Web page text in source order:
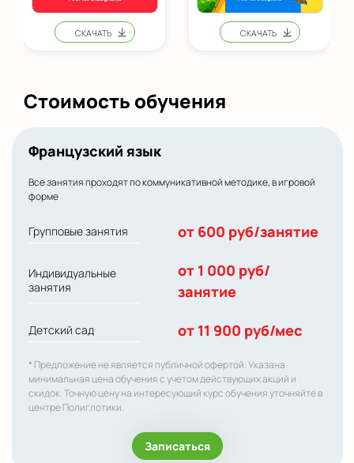
Стоимость обучения
Французский язык
Все занятия проходят по коммуникативной методике, в игровой
форме
Групповые занятия от 600 руб/занятие
Индивидуальные
занятия
от 1 000 руб/
занятие
Детский сад от 11 900 руб/мес
* Предложение не является публичной офертой. Указана
минимальная цена обучения с учетом действующих акций и
скидок. Точную цену на интересующий курс обучения уточняйте в
центре Полиглотики.
Записаться